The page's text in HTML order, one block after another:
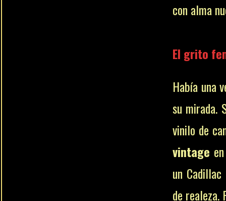
con alma
El grito
Había una
su mirada.
vinilo de
vintage
un
de realeza.